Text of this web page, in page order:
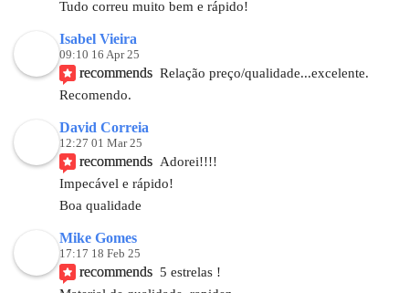
Tudo correu muito bem e rápido!
Isabel Vieira
09:10 16 Apr 25
recommends Relação preço/qualidade...excelente.
Recomendo.
David Correia
12:27 01 Mar 25
recommends Adorei!!!!
Impecável e rápido!
Boa qualidade
Mike Gomes
17:17 18 Feb 25
recommends 5 estrelas !